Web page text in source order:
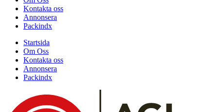
Kontakta oss
Annonsera
Packindx
Startsida
Om Oss
Kontakta oss
Annonsera
Packindx